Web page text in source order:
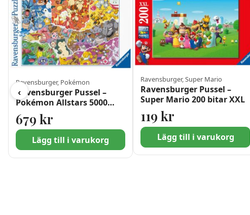
‹
Ravensburger, Pokémon
Ravensburger Pussel –
Pokémon Allstars 5000
bitar
679 kr
Lägg till i varukorg
Ravensburger, Super Mario
Ravensburger Pussel –
Super Mario 200 bitar XXL
119kr
Lägg till i varukorg